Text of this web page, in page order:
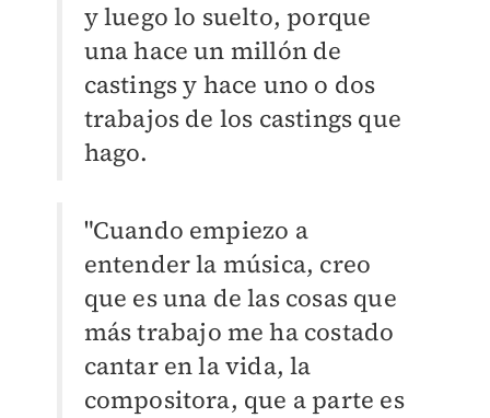
y luego lo suelto, porque
una hace un millón de
castings y hace uno o dos
trabajos de los castings que
hago.
"Cuando empiezo a
entender la música, creo
que es una de las cosas que
más trabajo me ha costado
cantar en la vida, la
compositora, que a parte es